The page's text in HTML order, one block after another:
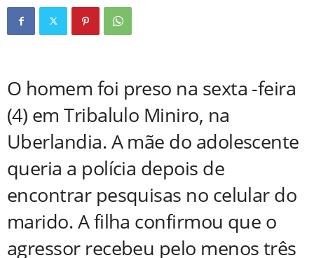
O homem foi preso na sexta -feira
(4) em Tribalulo Miniro, na
Uberlandia. A mãe do adolescente
queria a polícia depois de
encontrar pesquisas no celular do
marido. A filha confirmou que o
agressor recebeu pelo menos três